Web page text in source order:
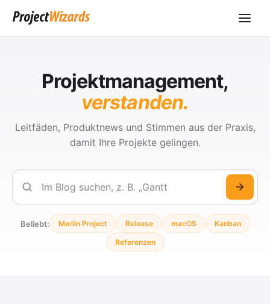
Projektmanagement,
verstanden.
Leitfäden, Produktnews und Stimmen aus der Praxis,
damit Ihre Projekte gelingen.
Suchen
Beliebt: Merlin Project Release macOS Kanban
Referenzen